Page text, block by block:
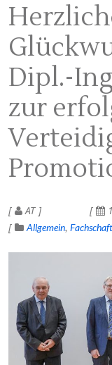
Dipl.-
zur
AT
Allgemein Fachschaft